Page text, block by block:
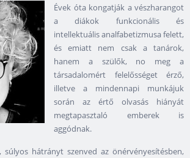
Évek óta kongatják a vészharangot
a diákok funkcionális és
intellektuális analfabetizmusa felett,
és emiatt nem csak a tanárok,
hanem a szülők, no meg a
társadalomért felelősséget érző,
illetve a mindennapi munkájuk
során az értő olvasás hiányát
megtapasztaló emberek is
aggódnak.
hátrányt szenved az önérvényesítésben,